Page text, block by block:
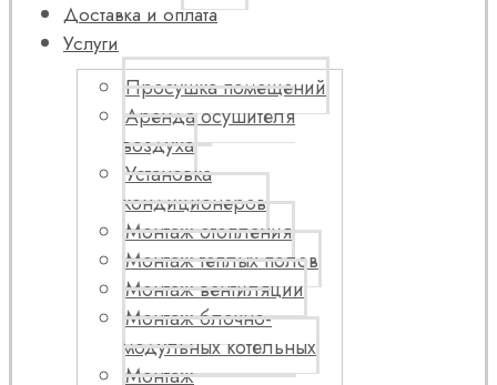
Доставка и оплата
Услуги
Просушка помещений
Аренда осушителя
воздуха
Установка
кондиционеров
Монтаж отопления
Монтаж теплых полов
Монтаж вентиляции
Монтаж блочно-
модульных котельных
Монтаж